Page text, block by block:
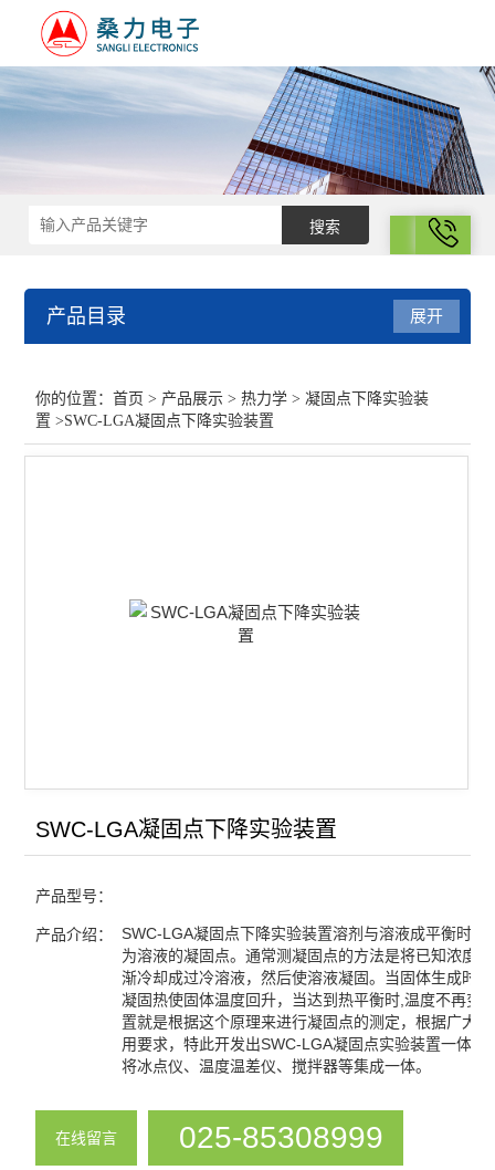
拨号
产品目录
差示扫描量热仪
双液系沸点测定仪
中和热实验装置
溶解热实验装置
凝固点实验装置
饱和蒸气压实验装置
展开
你的位置：首页 > 产品展示 >热力学 >凝固点下降实验装
置 >SWC-LGA凝固点下降实验装置
SWC-LGA凝固点下降实验装置
产品型号：
产品介绍：
SWC-LGA凝固点下降实验装置溶剂与溶液成平衡时的
为溶液的凝固点。通常测凝固点的方法是将已知浓度
渐冷却成过冷溶液，然后使溶液凝固。当固体生成时
凝固热使固体温度回升，当达到热平衡时,温度不再变
置就是根据这个原理来进行凝固点的测定，根据广大
用要求，特此开发出SWC-LGA凝固点实验装置一体式
将冰点仪、温度温差仪、搅拌器等集成一体。
在线留言 025-85308999